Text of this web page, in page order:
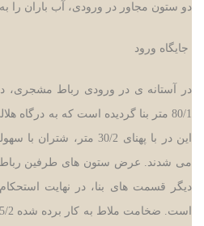
دو ستون مجاور در ورودی، آب باران را
جایگاه ورود
80/1 متر بنا گردیده است که به
این در با پهنای 30/2 متر،
دیگر قسمت های بنا، در نهایت